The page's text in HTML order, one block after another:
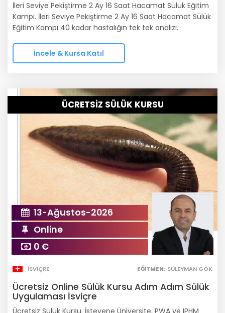
İleri Seviye Pekiştirme 2 Ay 16 Saat Hacamat Sülük Eğitim
Kampı. İleri Seviye Pekiştirme 2 Ay 16 Saat Hacamat Sülük
Eğitim Kampı 40 kadar hastalığın tek tek analizi.
İncele & Kursa Katıl
ÜCRETSİZ SÜLÜK KURSU
13-Ağustos-2026
Online
0 €
İSVIÇRE EĞITMEN: SÜLEYMAN GÖK
Ücretsiz Online Sülük Kursu Adım Adım Sülük
Uygulaması İsviçre
Ücretsiz Sülük Kursu. İsteyene Üniversite, PWA ve IPHM